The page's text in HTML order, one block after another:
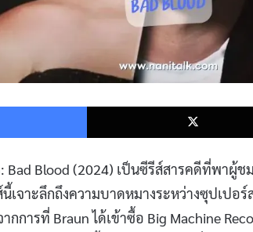
Facebook
Bad Blood (2024) เป็นซีรีส์สารคดีที่พาผู้
จาะลึกถึงความบาดหมางระหว่างซุปเปอร์
กการที่ Braun ได้เข้าซื้อ Big Machine